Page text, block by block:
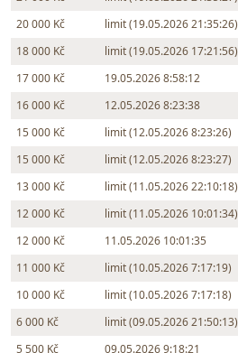
20 000 Kč
limit (19.05.2026 21:35:26)
18 000 Kč
limit (19.05.2026 17:21:56)
17 000 Kč
19.05.2026 8:58:12
16 000 Kč
12.05.2026 8:23:38
15 000 Kč
limit (12.05.2026 8:23:26)
15 000 Kč
limit (12.05.2026 8:23:27)
13 000 Kč
limit (11.05.2026 22:10:18)
12 000 Kč
limit (11.05.2026 10:01:34)
12 000 Kč
11.05.2026 10:01:35
11 000 Kč
limit (10.05.2026 7:17:19)
10 000 Kč
limit (10.05.2026 7:17:18)
6 000 Kč
limit (09.05.2026 21:50:13)
5 500 Kč
09.05.2026 9:18:21